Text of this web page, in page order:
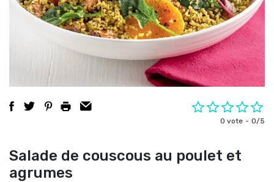
0 vote 0/5
Salade de couscous au poulet et
agrumes